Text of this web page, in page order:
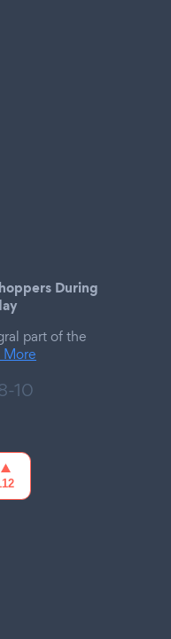
During
part of the
More
10